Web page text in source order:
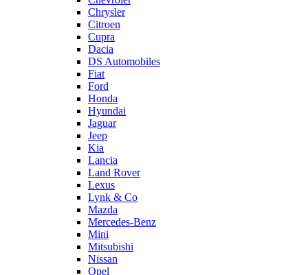
Chrysler
Citroen
Cupra
Dacia
DS Automobiles
Fiat
Ford
Honda
Hyundai
Jaguar
Jeep
Kia
Lancia
Land Rover
Lexus
Lynk & Co
Mazda
Mercedes-Benz
Mini
Mitsubishi
Nissan
Opel